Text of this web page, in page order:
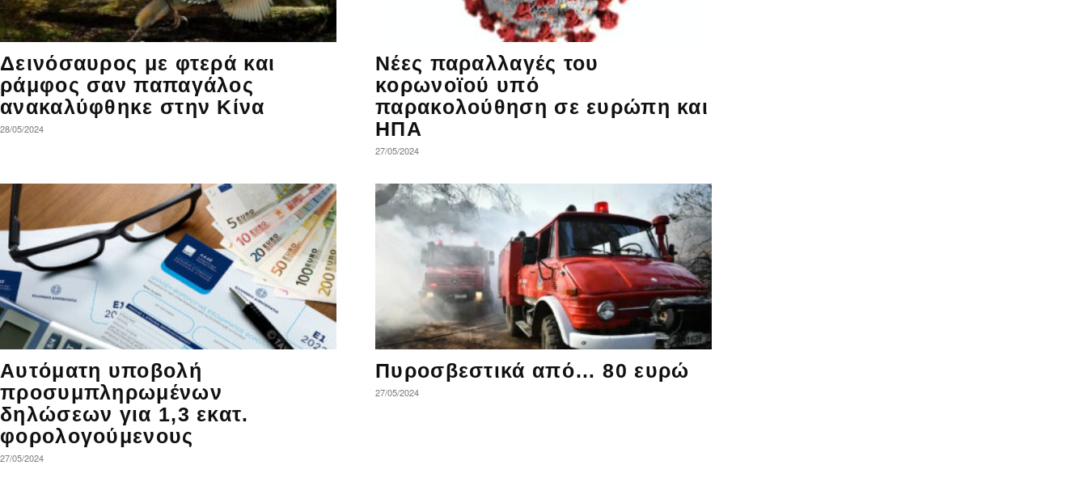
Δεινόσαυρος με φτερά και
ράμφος σαν παπαγάλος
ανακαλύφθηκε στην Κίνα
28/05/2024
Νέες παραλλαγές του
κορωνοϊού υπό
παρακολούθηση σε ευρώπη και
ΗΠΑ
27/05/2024
Αυτόματη υποβολή
προσυμπληρωμένων
δηλώσεων για 1,3 εκατ.
φορολογούμενους
27/05/2024
Πυροσβεστικά από… 80 ευρώ
27/05/2024